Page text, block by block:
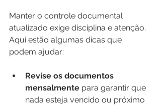
Manter o controle documental
atualizado exige disciplina e atenção.
Aqui estão algumas dicas que
podem ajudar:
Revise os documentos
mensalmente para garantir que
nada esteja vencido ou próximo